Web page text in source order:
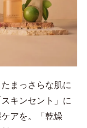
まっさらな肌に
キンセント」に
アを。「乾燥